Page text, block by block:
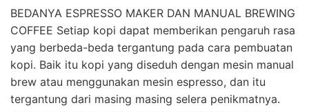
BEDANYA ESPRESSO MAKER DAN MANUAL BREWING
COFFEE Setiap kopi dapat memberikan pengaruh rasa
yang berbeda-beda tergantung pada cara pembuatan
kopi. Baik itu kopi yang diseduh dengan mesin manual
brew atau menggunakan mesin espresso, dan itu
tergantung dari masing masing selera penikmatnya.